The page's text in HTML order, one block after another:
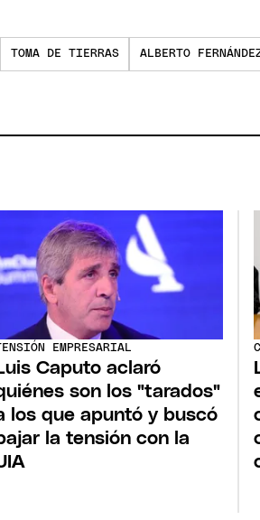
TOMA DE TIERRAS ALBERTO
EMPRESARIAL
Caputo aclaró
son los "tarados"
los que apuntó y buscó
la tensión con la